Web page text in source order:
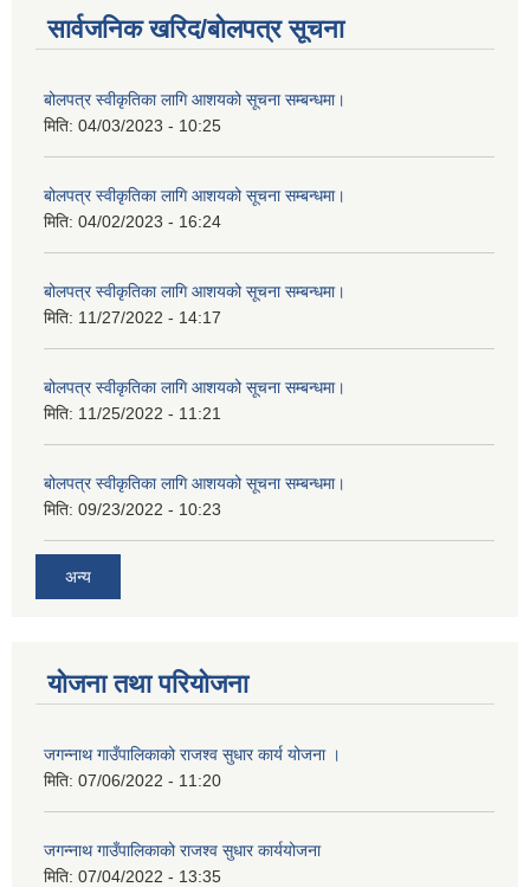
सार्वजनिक खरिद/बोलपत्र सूचना
बोलपत्र स्वीकृतिका लागि आशयको सूचना सम्बन्धमा।
मिति: 04/03/2023 - 10:25
बोलपत्र स्वीकृतिका लागि आशयको सूचना सम्बन्धमा।
मिति: 04/02/2023 - 16:24
बोलपत्र स्वीकृतिका लागि आशयको सूचना सम्बन्धमा।
मिति: 11/27/2022 - 14:17
बोलपत्र स्वीकृतिका लागि आशयको सूचना सम्बन्धमा।
मिति: 11/25/2022 - 11:21
बोलपत्र स्वीकृतिका लागि आशयको सूचना सम्बन्धमा।
मिति: 09/23/2022 - 10:23
अन्य
योजना तथा परियोजना
जगन्नाथ गाउँपालिकाको राजश्व सुधार कार्य योजना ।
मिति: 07/06/2022 - 11:20
जगन्नाथ गाउँपालिकाको राजश्व सुधार कार्ययोजना
मिति: 07/04/2022 - 13:35